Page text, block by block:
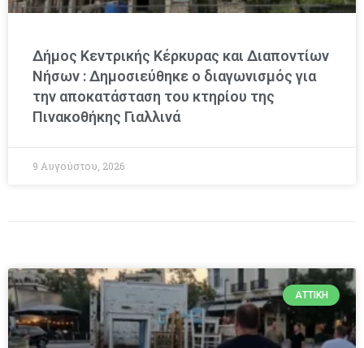
Δήμος Κεντρικής Κέρκυρας και Διαποντίων
Νήσων : Δημοσιεύθηκε ο διαγωνισμός για
την αποκατάσταση του κτηρίου της
Πινακοθήκης Γιαλλινά
9 Αυγούστου, 2026
ΑΤΤΙΚΉ